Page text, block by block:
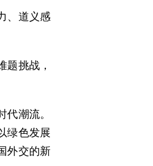
、道义感
题挑战，
潮流。
绿色发展
外交的新